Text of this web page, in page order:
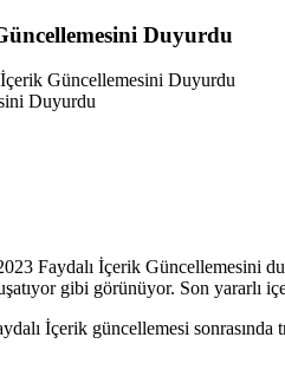
Duyurdu
İçerik Güncellemesini Duyurdu
Faydalı İçerik Güncellemesini
gibi görünüyor. Son yararlı
İçerik güncellemesi